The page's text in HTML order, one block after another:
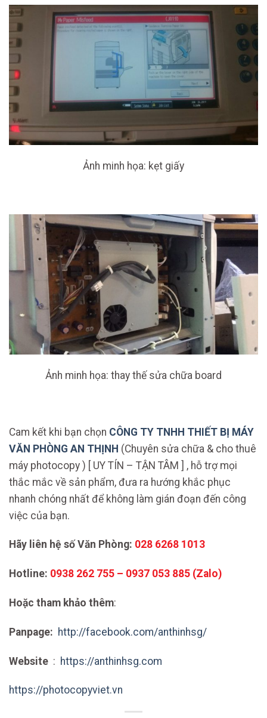
Ảnh minh họa: kẹt giấy
Ảnh minh họa: thay thế sửa chữa board
Cam kết khi bạn chọn CÔNG TY TNHH THIẾT BỊ MÁY
VĂN PHÒNG AN THỊNH (Chuyên sửa chữa & cho thuê
máy photocopy ) [ UY TÍN – TẬN TÂM ] , hỗ trợ mọi
thắc mắc về sản phẩm, đưa ra hướng khắc phục
nhanh chóng nhất để không làm gián đoạn đến công
việc của bạn.
Hãy liên hệ số Văn Phòng: 028 6268 1013
Hotline: 0938 262 755 – 0937 053 885 (Zalo)
Hoặc tham khảo thêm:
Panpage: http://facebook.com/anthinhsg/
Website : https://anthinhsg.com
https://photocopyviet.vn